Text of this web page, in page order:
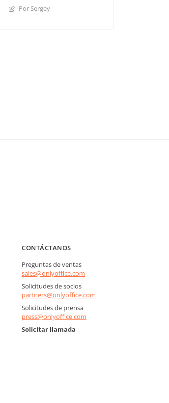
Por Sergey
CONTÁCTANOS
Preguntas de ventas
sales@onlyoffice.com
Solicitudes de socios
partners@onlyoffice.com
Solicitudes de prensa
press@onlyoffice.com
Solicitar llamada